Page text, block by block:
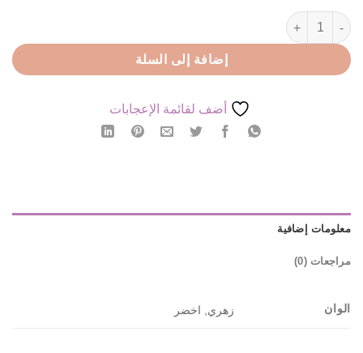
كمية كفكير بلاستك
إضافة إلى السلة
أضف لقائمة الإعجابات
معلومات إضافية
مراجعات (0)
الوان زهري, اخضر